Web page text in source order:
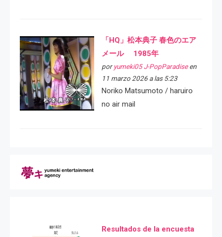
「HQ」松本典子 春色のエア
メール 1985年
por yumeki05 J-PopParadiseen
11 marzo 2026 a las 5:23
Noriko Matsumoto / haruiro
no air mail
Resultados de la encuesta